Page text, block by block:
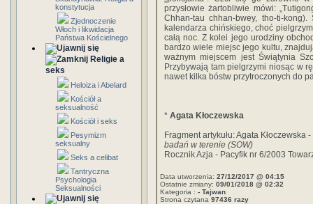
konstytucja
Zjednoczenie
Włoch i likwidacja
Państwa Kościelnego
Religie a
seks
Heloiza i Abelard
Kościół a
seksualność
Kościół i seks
Pesymizm
seksualny
Seks a celibat
Tantryczna
Psychologia
Seksualności
przysłowie żartobliwie mówi:
Chhan-tau chhan-bwey, tho-ti-
kalendarza chińskiego, choć
całą noc. Z kolei jego urodziny
bardzo wiele miejsc jego kultu,
ważnym miejscem jest Świątynia
Przybywają tam pielgrzymi niosąc w
nawet kilka bóstw przytroczonych do
* Agata Kłoczewska
Fragment artykułu: Agata Kłoczewska -
badań w terenie (SOW)
Rocznik Azja - Pacyfik nr 6/2003
Data utworzenia: 27/12/2017 @ 04:15
Ostatnie zmiany: 09/01/2018 @ 02:32
Kategoria : - Tajwan
Strona czytana 97436 razy